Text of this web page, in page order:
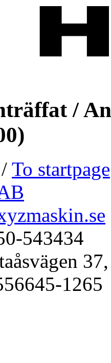
/
/ To startpage
543434
1265